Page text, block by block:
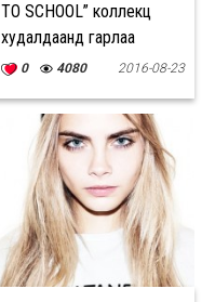
TO SCHOOL” коллекц
худалдаанд гарлаа
0 4080 2016-08-23